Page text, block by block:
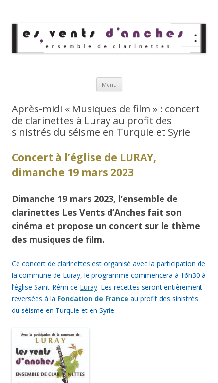
Menu Aller au contenu principal
Après-midi « Musiques de film » : concert
de clarinettes à Luray au profit des
sinistrés du séisme en Turquie et Syrie
Concert à l’église de LURAY,
dimanche 19 mars 2023
Dimanche 19 mars 2023, l’ensemble de
clarinettes Les Vents d’Anches fait son
cinéma et propose un concert sur le thème
des musiques de film.
Ce concert de clarinettes est organisé avec la participation de
la commune de Luray, le programme commencera à 16h30 à
l’église Saint-Rémi de Luray. Les recettes seront entièrement
reversées à la Fondation de France au profit des sinistrés
du séisme en Turquie et en Syrie.